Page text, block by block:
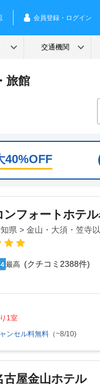
旅館
40%OFF
ンフォートホテ
県 > 金山・大須・笠寺
最高 (クチコミ2388件)
1室
ンセル料無料 （~8/10)
古屋金山ホテル